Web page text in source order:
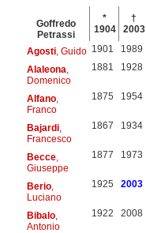
Goffredo
Petrassi
*
1904
†
2003
Agosti, Guido 1901 1989
Alaleona
Domenico
1881 1928
Alfano,
Franco
1875 1954
Bajardi,
Francesco
1867 1934
Becce,
Giuseppe
1877 1973
Berio,
Luciano
1925 2003
Bibalo,
Antonio
1922 2008